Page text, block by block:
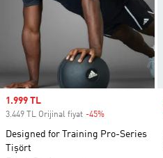
Sale price
1.999 TL
3.449 TL Orijinal fiyat -45%
Designed for Training Pro-Series
Tişört